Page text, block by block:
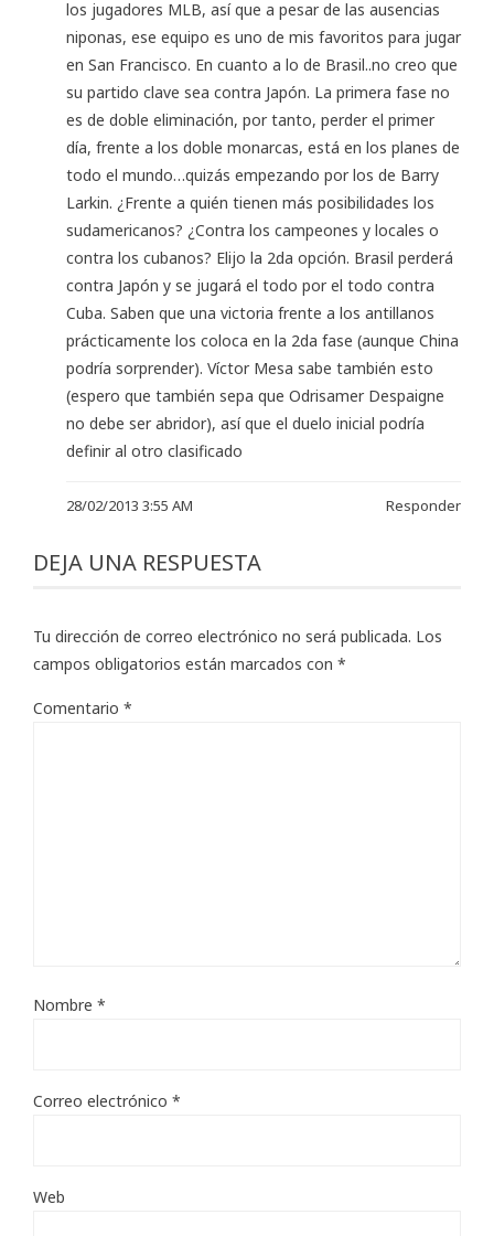
los jugadores MLB, así que a pesar de las ausencias
niponas, ese equipo es uno de mis favoritos para jugar
en San Francisco. En cuanto a lo de Brasil..no creo que
su partido clave sea contra Japón. La primera fase no
es de doble eliminación, por tanto, perder el primer
día, frente a los doble monarcas, está en los planes de
todo el mundo…quizás empezando por los de Barry
Larkin. ¿Frente a quién tienen más posibilidades los
sudamericanos? ¿Contra los campeones y locales o
contra los cubanos? Elijo la 2da opción. Brasil perderá
contra Japón y se jugará el todo por el todo contra
Cuba. Saben que una victoria frente a los antillanos
prácticamente los coloca en la 2da fase (aunque China
podría sorprender). Víctor Mesa sabe también esto
(espero que también sepa que Odrisamer Despaigne
no debe ser abridor), así que el duelo inicial podría
definir al otro clasificado
28/02/2013 3:55 AM Responder
DEJA UNA RESPUESTA
Tu dirección de correo electrónico no será publicada. Los
campos obligatorios están marcados con *
Comentario *
Nombre *
Correo electrónico *
Web